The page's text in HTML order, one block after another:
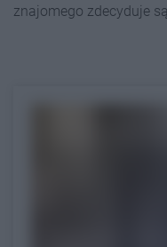
znajomego zdecyduje